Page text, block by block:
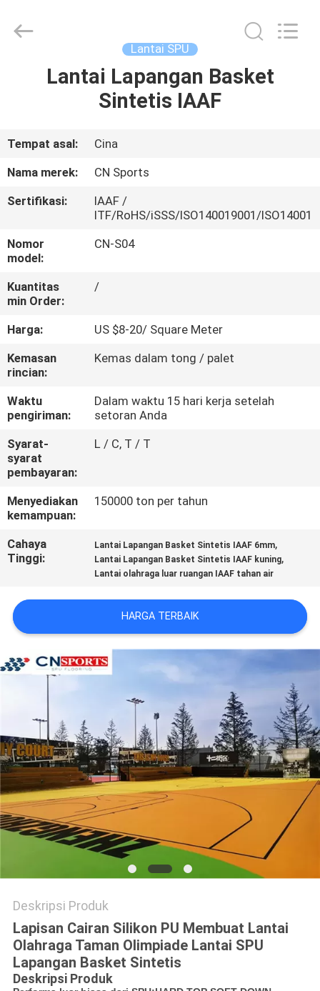
RUMAH
TENTANG
KAMI
TUR
PABRIK
KONTROL
KUALITAS
HUBUNGI
KAMI
PERMINTAAN
PENAWARAN
SITEMAP
PRIVACY
Materials
Lantai SPU
Lantai Lapangan Basket
Sintetis IAAF
Tempat asal:
Cina
Nama merek:
CN Sports
Sertifikasi:
IAAF /
ITF/RoHS/iSSS/ISO140019001/ISO14001
Nomor
model:
CN-S04
Kuantitas
min Order:
/
Harga:
US $8-20/ Square Meter
Kemasan
rincian:
Kemas dalam tong / palet
Waktu
pengiriman:
Dalam waktu 15 hari kerja setelah
setoran Anda
Syarat-
syarat
pembayaran:
L / C, T / T
Menyediakan
kemampuan:
150000 ton per tahun
Cahaya
Tinggi:
Lantai Lapangan Basket Sintetis IAAF 6mm,
Lantai Lapangan Basket Sintetis IAAF kuning,
Lantai olahraga luar ruangan IAAF tahan air
HARGA TERBAIK
Deskripsi Produk
Lapisan Cairan Silikon PU Membuat Lantai
Olahraga Taman Olimpiade Lantai SPU
Lapangan Basket Sintetis
Deskripsi Produk